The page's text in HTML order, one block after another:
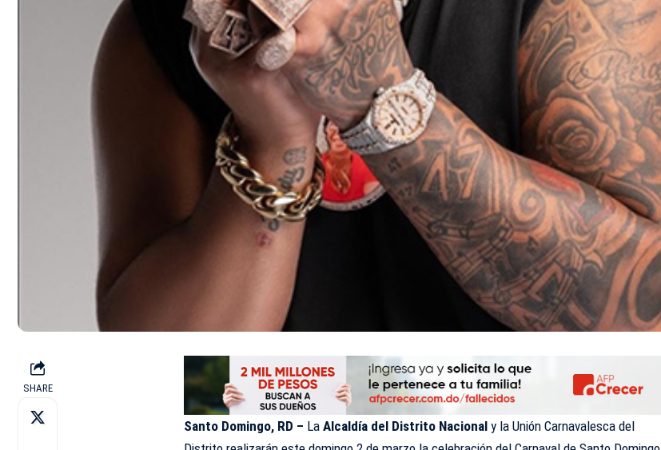
SHARE
Santo Domingo, RD – LaAlcaldía del Distrito Nacional y la Unión Carnavalesca del